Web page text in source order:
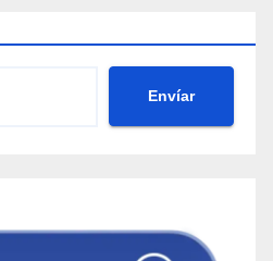
Envíar